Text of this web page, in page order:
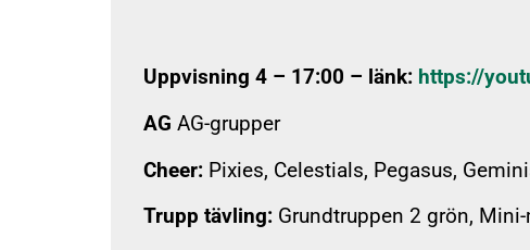
Uppvisning 4 – 17:00 – länk: https://
AG AG-grupper
Cheer: Pixies, Celestials, Pegasus,
Trupp tävling: Grundtruppen 2 grön,